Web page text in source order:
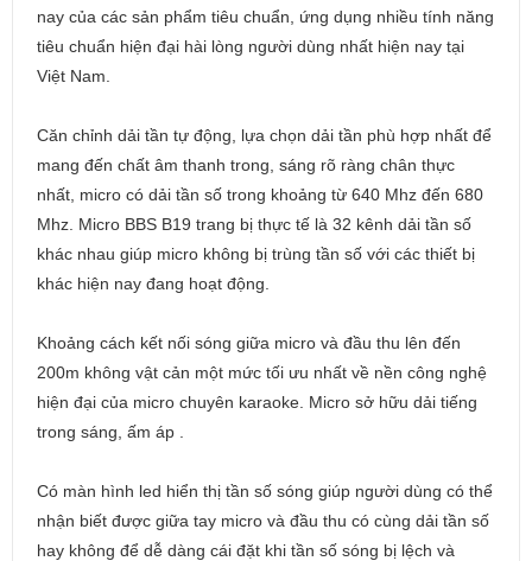
nay của các sản phẩm tiêu chuẩn, ứng dụng nhiều tính năng
tiêu chuẩn hiện đại hài lòng người dùng nhất hiện nay tại
Việt Nam.
Căn chỉnh dải tần tự động, lựa chọn dải tần phù hợp nhất để
mang đến chất âm thanh trong, sáng rõ ràng chân thực
nhất, micro có dải tần số trong khoảng từ 640 Mhz đến 680
Mhz. Micro BBS B19 trang bị thực tế là 32 kênh dải tần số
khác nhau giúp micro không bị trùng tần số với các thiết bị
khác hiện nay đang hoạt động.
Khoảng cách kết nối sóng giữa micro và đầu thu lên đến
200m không vật cản một mức tối ưu nhất về nền công nghệ
hiện đại của micro chuyên karaoke. Micro sở hữu dải tiếng
trong sáng, ấm áp .
Có màn hình led hiển thị tần số sóng giúp người dùng có thể
nhận biết được giữa tay micro và đầu thu có cùng dải tần số
hay không để dễ dàng cái đặt khi tần số sóng bị lệch và